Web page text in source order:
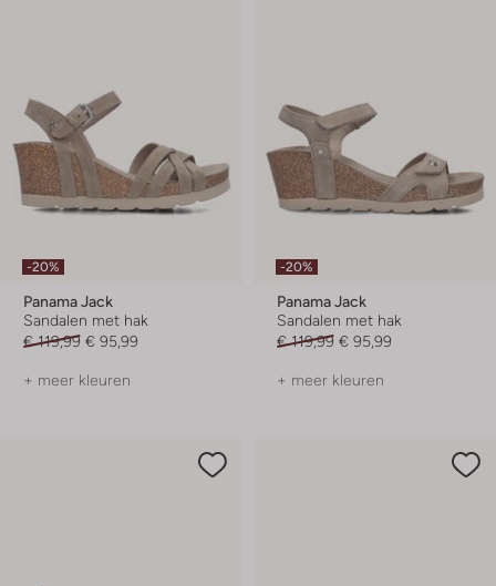
-20%
Panama Jack
Sandalen met hak
€ 119,99 € 95,99
+ meer kleuren
-20%
Panama Jack
Sandalen met hak
€ 119,99 € 95,99
+ meer kleuren